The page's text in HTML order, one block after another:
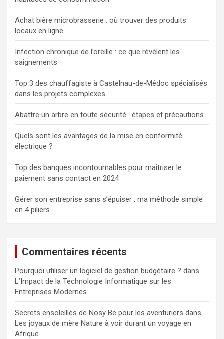
Achat bière microbrasserie : où trouver des produits
locaux en ligne
Infection chronique de l’oreille : ce que révèlent les
saignements
Top 3 des chauffagiste à Castelnau-de-Médoc spécialisés
dans les projets complexes
Abattre un arbre en toute sécurité : étapes et précautions
Quels sont les avantages de la mise en conformité
électrique ?
Top des banques incontournables pour maîtriser le
paiement sans contact en 2024
Gérer son entreprise sans s’épuiser : ma méthode simple
en 4 piliers
Commentaires récents
Pourquoi utiliser un logiciel de gestion budgétaire ? dans
L’Impact de la Technologie Informatique sur les
Entreprises Modernes
Secrets ensoleillés de Nosy Be pour les aventuriers dans
Les joyaux de mère Nature à voir durant un voyage en
Afrique